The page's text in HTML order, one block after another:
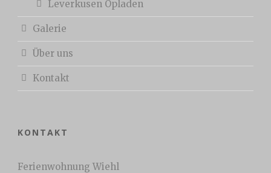
Leverkusen Opladen
Galerie
Über uns
Kontakt
KONTAKT
Ferienwohnung Wiehl